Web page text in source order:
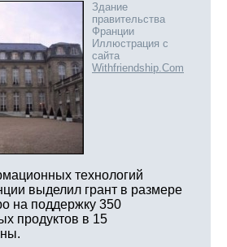
Здание
правительства
Франции
Иллюстрация с
сайта
Withfriendship.Com
технологий
выделил грант в размере
на поддержку 350
продуктов в 15